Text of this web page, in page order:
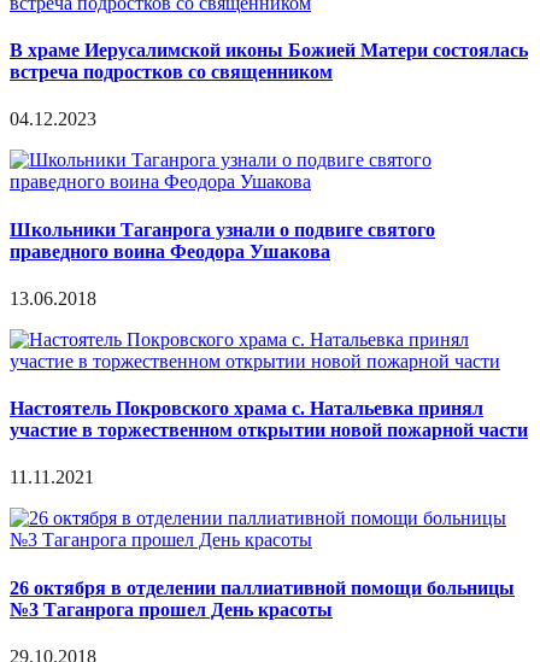
В храме Иерусалимской иконы Божией Матери состоялась
встреча подростков со священником
04.12.2023
Школьники Таганрога узнали о подвиге святого
праведного воина Феодора Ушакова
13.06.2018
Настоятель Покровского храма с. Натальевка принял
участие в торжественном открытии новой пожарной части
11.11.2021
26 октября в отделении паллиативной помощи больницы
№3 Таганрога прошел День красоты
29.10.2018